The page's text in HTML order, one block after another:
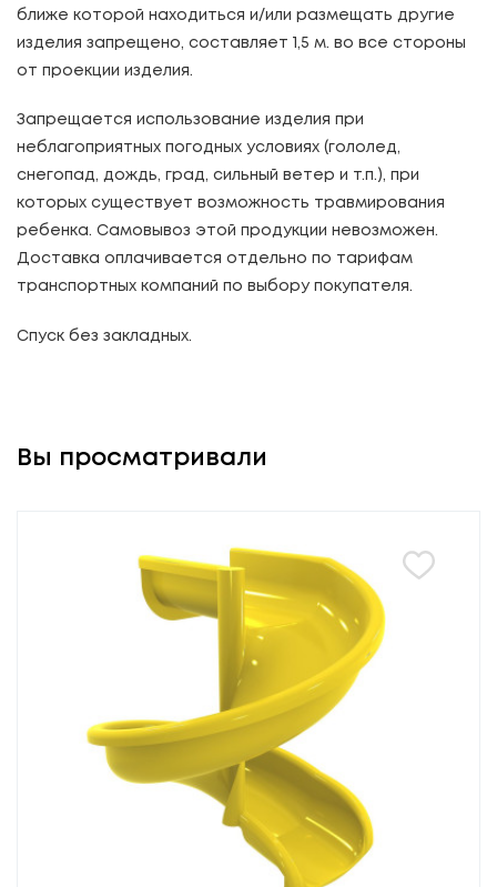
ближе которой находиться и/или размещать другие
изделия запрещено, составляет 1,5 м. во все стороны
от проекции изделия.
Запрещается использование изделия при
неблагоприятных погодных условиях (гололед,
снегопад, дождь, град, сильный ветер и т.п.), при
которых существует возможность травмирования
ребенка. Самовывоз этой продукции невозможен.
Доставка оплачивается отдельно по тарифам
транспортных компаний по выбору покупателя.
Спуск без закладных.
Вы просматривали